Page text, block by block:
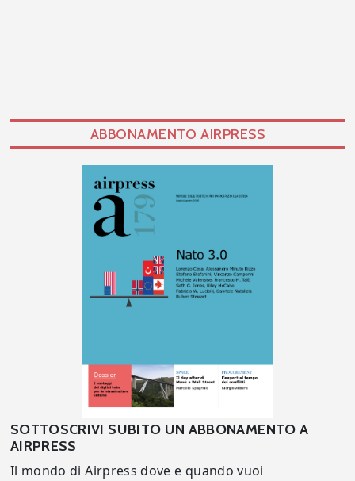
ABBONAMENTO AIRPRESS
SOTTOSCRIVI SUBITO UN ABBONAMENTO A
AIRPRESS
Il mondo di Airpress dove e quando vuoi